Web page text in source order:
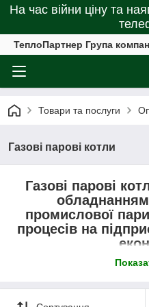
На час війни ціну та
ТеплоПартнер Група
Товари та послуги
Газові парові котли
Газові парові
промислової
процесів на